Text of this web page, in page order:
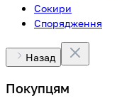
Сокири
Спорядження
Назад
Покупцям